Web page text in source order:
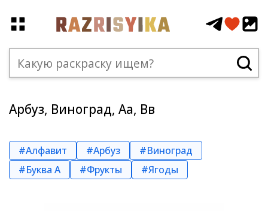
Арбуз, Виноград, Aа, Вв
#Алфавит #Арбуз
#Виноград
#Буква А
#Фрукты #Ягоды